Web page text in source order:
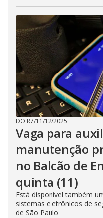
DO R7/11/12/2025
Vaga para
manutenção
no Balcão de
quinta (11)
Está disponível também
sistemas eletrônicos de
de São Paulo